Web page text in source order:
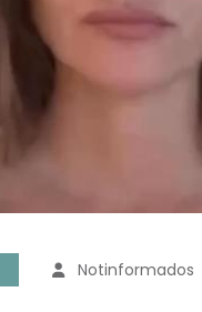
Notinformados